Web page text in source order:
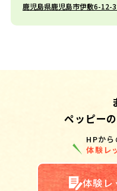
鹿児島県鹿児島市伊敷6-12-
ペッピー
HPか
体験レ
体験レ